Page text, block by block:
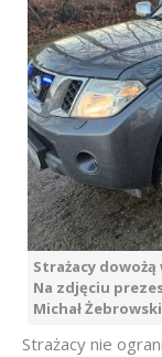
Strażacy
Na zdjęciu
Michał
Strażacy nie